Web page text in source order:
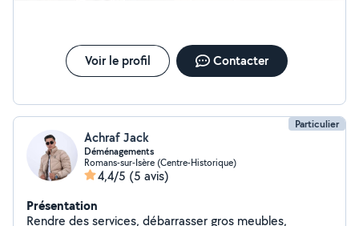
Voir le profil Contacter
Particulier
Achraf Jack
Déménagements
Romans-sur-Isère (Centre-Historique)
4,4/5 (5 avis)
Présentation
Rendre des services, débarrasser gros meubles,